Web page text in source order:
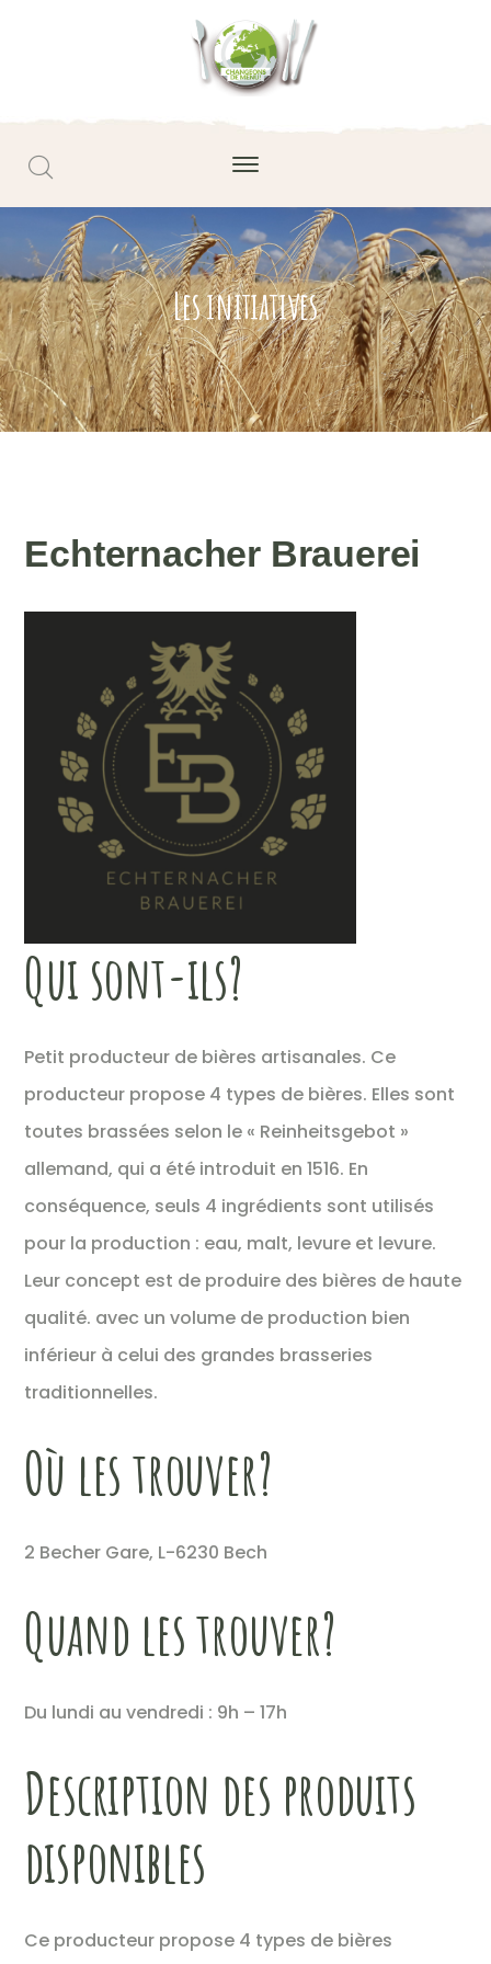
Les initiatives
Echternacher Brauerei
Qui sont-ils?
Petit producteur de bières artisanales. Ce
producteur propose 4 types de bières. Elles sont
toutes brassées selon le « Reinheitsgebot »
allemand, qui a été introduit en 1516. En
conséquence, seuls 4 ingrédients sont utilisés
pour la production : eau, malt, levure et levure.
Leur concept est de produire des bières de haute
qualité. avec un volume de production bien
inférieur à celui des grandes brasseries
traditionnelles.
Où les trouver?
2 Becher Gare, L-6230 Bech
Quand les trouver?
Du lundi au vendredi : 9h – 17h
Description des produits
disponibles
Ce producteur propose 4 types de bières